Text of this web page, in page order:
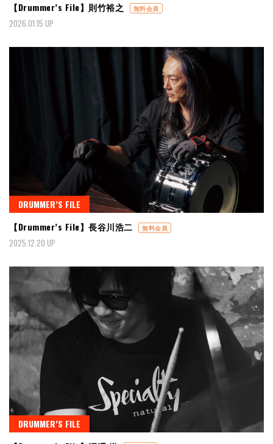
【Drummer’s File】則竹裕之
無料会員
2026.01.15 UP
DRUMMER’S FILE
【Drummer’s File】長谷川浩二
無料会員
2025.12.20 UP
DRUMMER’S FILE